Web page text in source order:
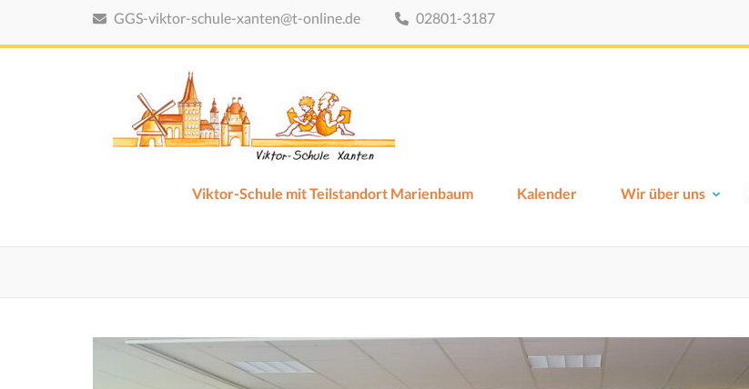
springen
GGS-viktor-schule-xanten@t-online.de 02801-3187
Viktor-Schule mit Teilstandort Marienbaum Kalender Wir über uns